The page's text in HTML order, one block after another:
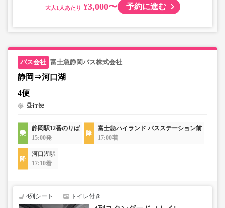
大人 ¥3,000〜 予約に進む
富士急静岡バス株式会社
静岡⇒河口湖
4便
昼行便
静岡駅12番のりば
15:00発
富士急ハイランド バスステーション前
17:00着
河口湖駅
17:10着
4列シート トイレ付き